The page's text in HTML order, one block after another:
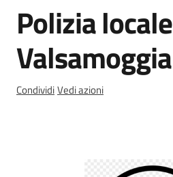
Romagna
Menu selezionato
Progetti
Salta al contenuto
Polizia locale
Valsamoggia
CondividiVedi azioni